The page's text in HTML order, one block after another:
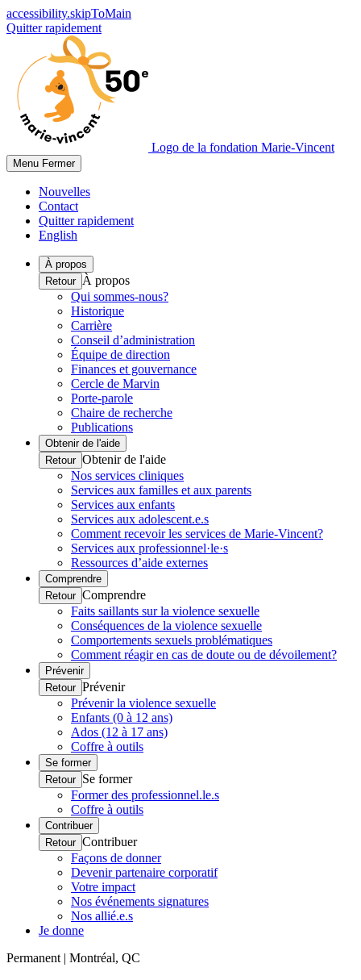
accessibility.skipToMain
Quitter rapidement
Logo de la fondation Marie-Vincent
Menu Fermer
Nouvelles
Contact
Quitter rapidement
English
À propos
Retour À propos
Qui sommes-nous?
Historique
Carrière
Conseil d’administration
Équipe de direction
Finances et gouvernance
Cercle de Marvin
Porte-parole
Chaire de recherche
Publications
Obtenir de l'aide
Retour Obtenir de l'aide
Nos services cliniques
Services aux familles et aux parents
Services aux enfants
Services aux adolescent.e.s
Comment recevoir les services de Marie-Vincent?
Services aux professionnel·le·s
Ressources d’aide externes
Comprendre
Retour Comprendre
Faits saillants sur la violence sexuelle
Conséquences de la violence sexuelle
Comportements sexuels problématiques
Comment réagir en cas de doute ou de dévoilement?
Prévenir
Retour Prévenir
Prévenir la violence sexuelle
Enfants (0 à 12 ans)
Ados (12 à 17 ans)
Coffre à outils
Se former
Retour Se former
Former des professionnel.le.s
Coffre à outils
Contribuer
Retour Contribuer
Façons de donner
Devenir partenaire corporatif
Votre impact
Nos événements signatures
Nos allié.e.s
Je donne
Permanent | Montréal, QC